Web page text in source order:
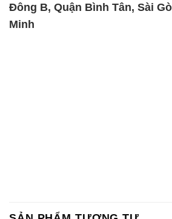
Đông B, Quận Bình Tân, Sài
Minh